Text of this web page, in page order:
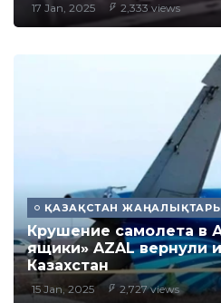
17 Jan, 2025 2,333 views
ҚАЗАҚСТАН
Крушение самолета в
ящики» AZAL вернули
Казахстан
15 Jan, 2025 2,727 views